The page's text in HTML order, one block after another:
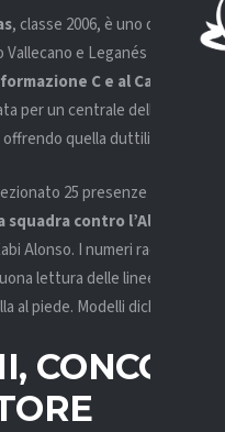
, classe 2006, è uno dei
e Leganés prima di
formazione C e al Castilla
.
per un centrale della sua
offrendo quella duttilità che
25 presenze tra
contro l’Alavés
,
Alonso. I numeri
lettura delle linee di
al piede. Modelli dichiarati?